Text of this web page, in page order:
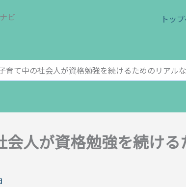
ビ トッ
育て中の社会人が資格勉強を続けるためのリアル
会人が資格勉強を続け